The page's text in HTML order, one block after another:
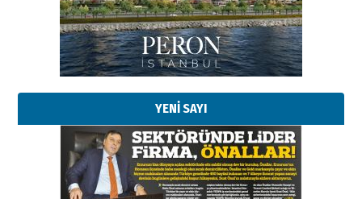
YENİ SAYI
02 Ağustos 2026 Pazar
Kadir SABUNCUOĞLU
Erzurumspor’un köşe taşları
29 Haziran 2026 Pazartesi
Kenan GÜLERCİ
Murat Şahsuvaroğlu ERKON’da
çıtayı yukarı taşırken,
yönetimdekiler aşağı
çekmemeli!
17 Şubat 2026 SalıOrhan BOZKURT